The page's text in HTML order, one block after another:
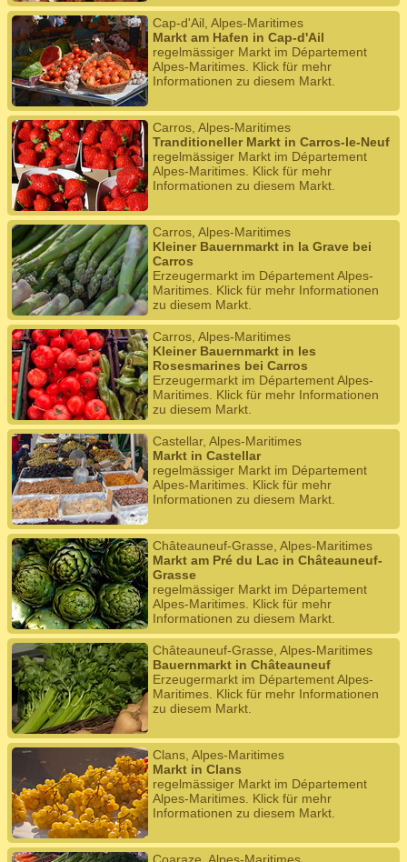
Cap-d'Ail, Alpes-Maritimes
Markt am Hafen in Cap-d'Ail
regelmässiger Markt im Département
Alpes-Maritimes. Klick für mehr
Informationen zu diesem Markt.
Carros, Alpes-Maritimes
Tranditioneller Markt in Carros-le-Neuf
regelmässiger Markt im Département
Alpes-Maritimes. Klick für mehr
Informationen zu diesem Markt.
Carros, Alpes-Maritimes
Kleiner Bauernmarkt in la Grave bei
Carros
Erzeugermarkt im Département Alpes-
Maritimes. Klick für mehr Informationen
zu diesem Markt.
Carros, Alpes-Maritimes
Kleiner Bauernmarkt in les
Rosesmarines bei Carros
Erzeugermarkt im Département Alpes-
Maritimes. Klick für mehr Informationen
zu diesem Markt.
Castellar, Alpes-Maritimes
Markt in Castellar
regelmässiger Markt im Département
Alpes-Maritimes. Klick für mehr
Informationen zu diesem Markt.
Châteauneuf-Grasse, Alpes-Maritimes
Markt am Pré du Lac in Châteauneuf-
Grasse
regelmässiger Markt im Département
Alpes-Maritimes. Klick für mehr
Informationen zu diesem Markt.
Châteauneuf-Grasse, Alpes-Maritimes
Bauernmarkt in Châteauneuf
Erzeugermarkt im Département Alpes-
Maritimes. Klick für mehr Informationen
zu diesem Markt.
Clans, Alpes-Maritimes
Markt in Clans
regelmässiger Markt im Département
Alpes-Maritimes. Klick für mehr
Informationen zu diesem Markt.